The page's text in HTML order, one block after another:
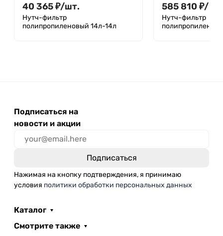
40 365₽/шт.
Нутч-фильтр
полипропиленовый 14л-14л
585 810 ₽/
Нутч-фильтр
Подписаться на
новости и акции
Нажимая на кнопку подтверждения, я принимаю
условия политики обработки персональных данных
Каталог
Смотрите также